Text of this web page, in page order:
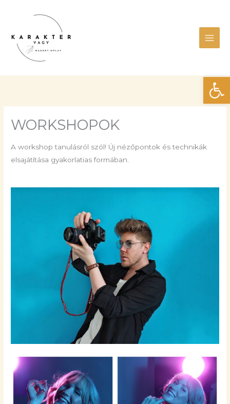
WORKSHOPOK
A workshop tanulásról szól! Új nézőpontok és technikák
elsajátítása gyakorlatias formában.